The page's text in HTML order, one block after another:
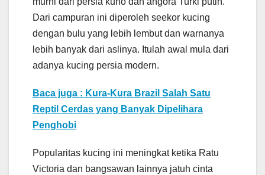
Dari campuran ini diperoleh seekor kucing
dengan bulu yang lebih lembut dan warnanya
lebih banyak dari aslinya. Itulah awal mula dari
adanya kucing persia modern.
Baca juga : Kura-Kura Brazil Salah Satu
Reptil Cerdas yang Banyak Dipelihara
Penghobi
Popularitas kucing ini meningkat ketika Ratu
Victoria dan bangsawan lainnya jatuh cinta